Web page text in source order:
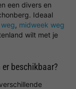
een divers en
Ideaal
, midweek weg
wilt met je
beschikbaar?